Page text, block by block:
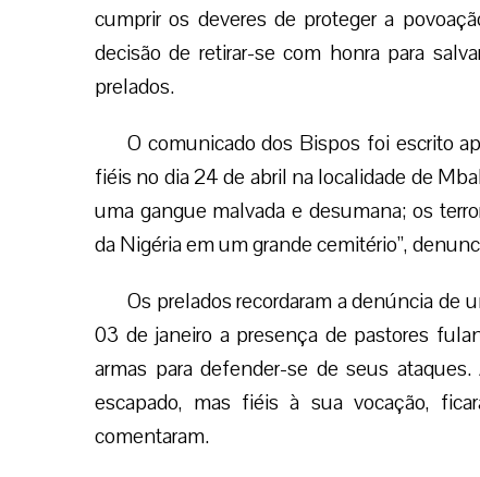
cumprir os deveres de proteger a
decisão de retirar-se com honra para
prelados.
O comunicado dos Bispos foi escrito
fiéis no dia 24 de abril na localidade de
uma gangue malvada e desumana; os
da Nigéria em um grande cemitério”,
Os prelados recordaram a denúncia de
03 de janeiro a presença de pastores
armas para defender-se de seus
escapado, mas fiéis à sua vocação,
comentaram.